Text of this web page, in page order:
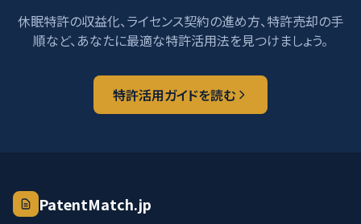
休眠特許の収益化、ライセンス契約の進め方、特許売却の手
順など、あなたに最適な特許活用法を見つけましょう。
特許活用ガイドを読む
PatentMatch.jp